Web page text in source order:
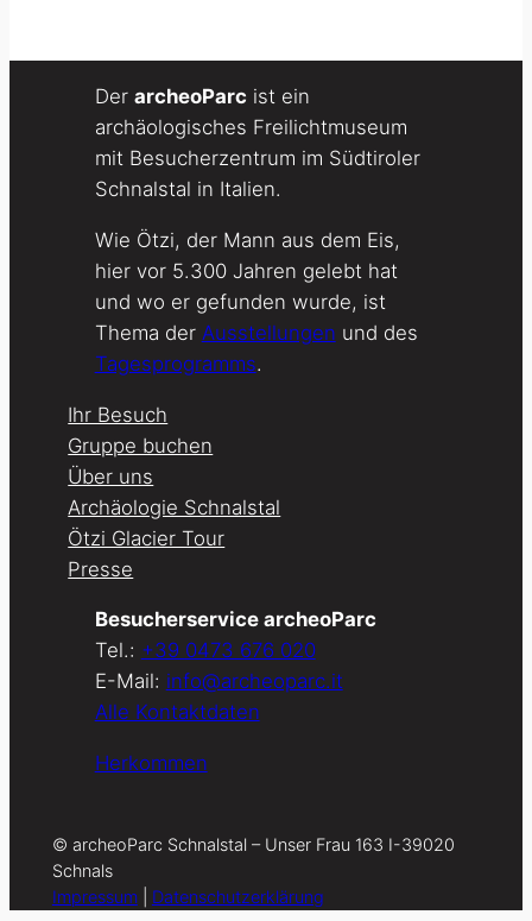
Der archeoParc ist ein
archäologisches Freilichtmuseum
mit Besucherzentrum im Südtiroler
Schnalstal in Italien.
Wie Ötzi, der Mann aus dem Eis,
hier vor 5.300 Jahren gelebt hat
und wo er gefunden wurde, ist
Thema der Ausstellungen und des
Tagesprogramms.
Ihr Besuch
Gruppe buchen
Über uns
Archäologie Schnalstal
Ötzi Glacier Tour
Presse
Besucherservice archeoParc
Tel.: +39 0473 676 020
E-Mail: info@archeoparc.it
Alle Kontaktdaten
Herkommen
© archeoParc Schnalstal – Unser Frau 163 I-39020
Schnals
Impressum| Datenschutzerklärung